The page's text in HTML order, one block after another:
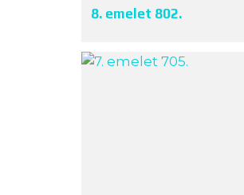
8. emelet 802.